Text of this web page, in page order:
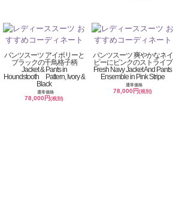
パンツスーツ アイボリーと
ブラックの千鳥格子柄
Jacket & Pants in
Houndstooth Pattern, Ivory &
Black
通常価格
78,000円(税別)
パンツスーツ 爽やかなネイ
ビーにピンクのストライプ
Fresh Navy Jacket And Pants
Ensemble in Pink Stripe
通常価格
78,000円(税別)